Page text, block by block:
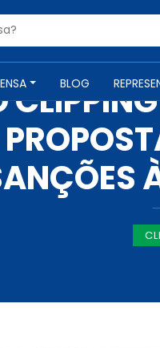
BLOG
IMPRENSA -